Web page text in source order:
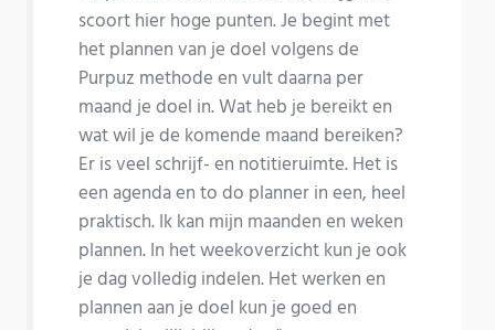
scoort hier hoge punten. Je begint met
het plannen van je doel volgens de
Purpuz methode en vult daarna per
maand je doel in. Wat heb je bereikt en
wat wil je de komende maand bereiken?
Er is veel schrijf- en notitieruimte. Het is
een agenda en to do planner in een, heel
praktisch. Ik kan mijn maanden en weken
plannen. In het weekoverzicht kun je ook
je dag volledig indelen. Het werken en
plannen aan je doel kun je goed en